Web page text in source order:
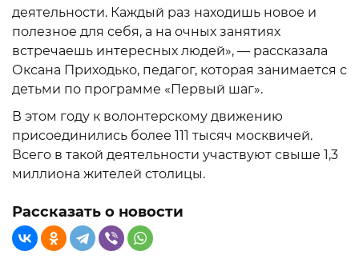
деятельности. Каждый раз находишь новое и
полезное для себя, а на очных занятиях
встречаешь интересных людей», — рассказала
Оксана Приходько, педагог, которая занимается с
детьми по программе «Первый шаг».
В этом году к волонтерскому движению
присоединились более 111 тысяч москвичей.
Всего в такой деятельности участвуют свыше 1,3
миллиона жителей столицы.
Рассказать о новости